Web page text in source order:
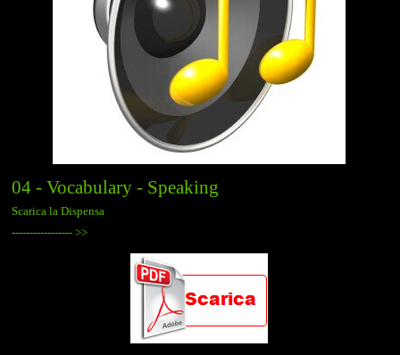
04 - Vocabulary - Speaking
Scarica la Dispensa
----------------- >>